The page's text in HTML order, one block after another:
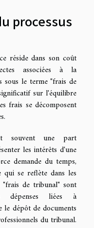
processus
réside dans son coût
associées à la
sous le terme "frais de
sur l'équilibre
frais se décomposent
souvent une part
les intérêts d'une
demande du temps,
qui se reflète dans les
"frais de tribunal" sont
dépenses liées à
dépôt de documents
du tribunal.